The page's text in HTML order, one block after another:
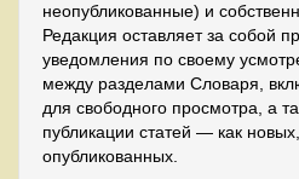
неопубликованные) и
Редакция оставляет за собой
уведомления по своему
между разделами Словаря,
для свободного просмотра, а
публикации статей — как
опубликованных.